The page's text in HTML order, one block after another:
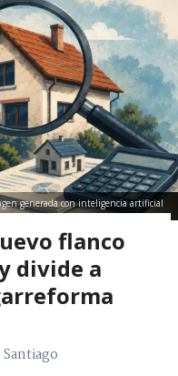
generada con inteligencia artificial
flanco
divide a